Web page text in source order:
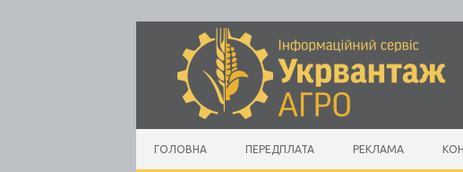
Skip to content
ГОЛОВНА ПЕРЕДПЛАТА РЕКЛАМА